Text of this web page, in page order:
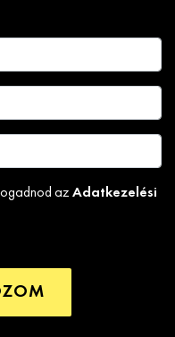
az Adatkezelési